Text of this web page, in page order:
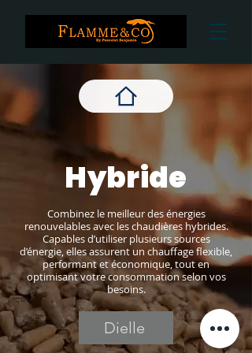
Hybride
Combinez le meilleur des énergies
renouvelables avec les chaudières hybrides.
Capables d’utiliser plusieurs sources
d’énergie, elles assurent un chauffage flexible,
performant et économique, tout en
optimisant votre consommation selon vos
besoins.
Dielle